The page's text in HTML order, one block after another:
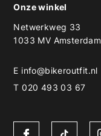
Onze winkel
Netwerkweg 33
1033 MV Amsterdam
E info@bikeroutfit.nl
T 020 493 03 67